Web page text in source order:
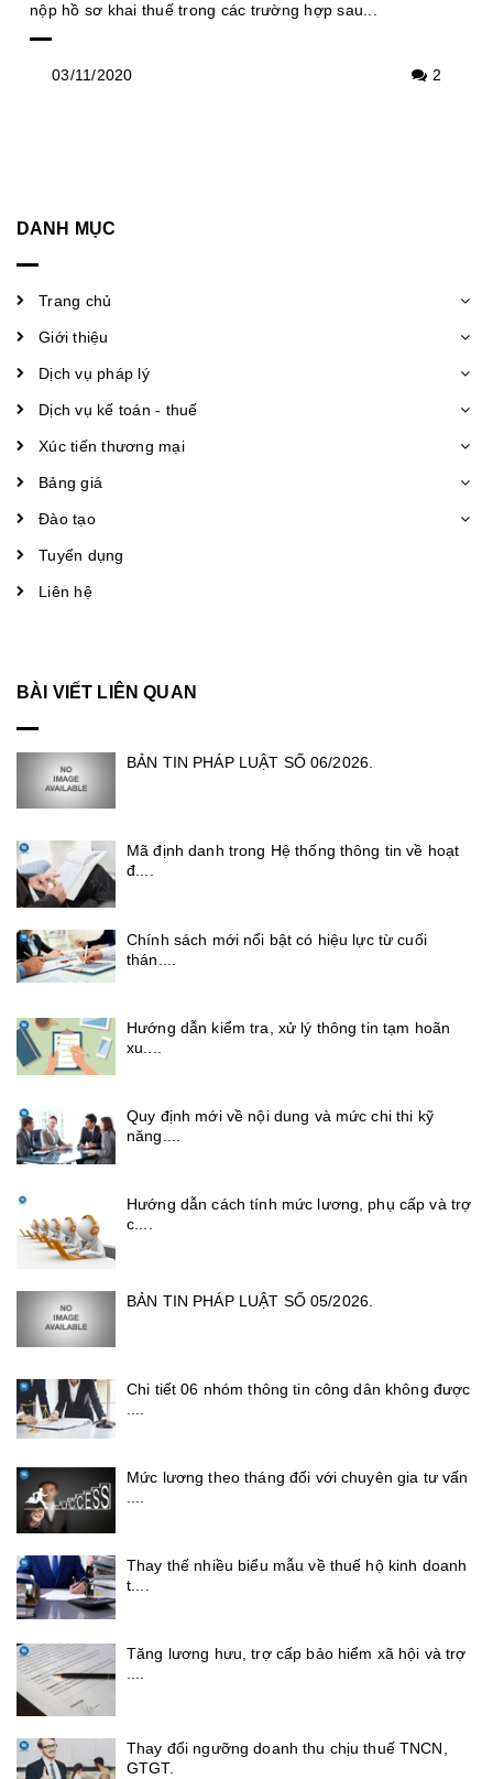
nộp hồ sơ khai thuế trong các trường hợp sau...
03/11/2020 2
DANH MỤC
Trang chủ
Giới thiệu
Dịch vụ pháp lý
Dịch vụ kế toán - thuế
Xúc tiến thương mại
Bảng giá
Đào tạo
Tuyển dụng
Liên hệ
BÀI VIẾT LIÊN QUAN
BẢN TIN PHÁP LUẬT SỐ 06/2026.
Mã định danh trong Hệ thống thông tin về hoạt
đ....
Chính sách mới nổi bật có hiệu lực từ cuối
thán....
Hướng dẫn kiểm tra, xử lý thông tin tạm hoãn
xu....
Quy định mới về nội dung và mức chi thi kỹ
năng....
Hướng dẫn cách tính mức lương, phụ cấp và trợ
c....
BẢN TIN PHÁP LUẬT SỐ 05/2026.
Chi tiết 06 nhóm thông tin công dân không được
Mức lương theo tháng đối với chuyên gia tư vấn
Thay thế nhiều biểu mẫu về thuế hộ kinh doanh
t....
Tăng lương hưu, trợ cấp bảo hiểm xã hội và trợ
....
Thay đổi ngưỡng doanh thu chịu thuế TNCN,
GTGT.